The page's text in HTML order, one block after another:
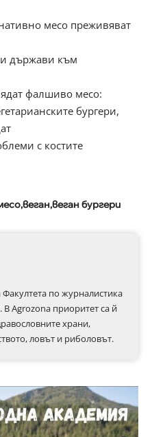
месо преживяват
държави към
фалшиво месо:
бургери,
с костите
веганвеган бургери
по журналистика
В Аgrozona приоритет са й
храни,
ловът и риболовът.